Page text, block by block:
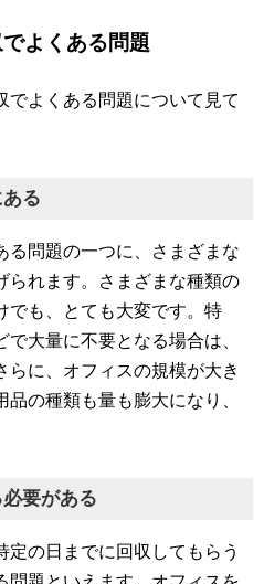
よくある問題
でよくある問題について見て
る
る問題の一つに、さまざまな
られます。さまざまな種類の
でも、とても大変です。特
大量に不要となる場合は、
らに、オフィスの規模が大き
の種類も量も膨大になり、
要がある
の日までに回収してもらう